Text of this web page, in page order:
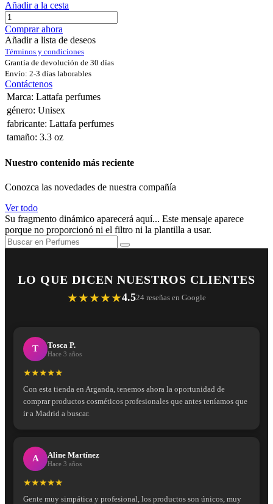
Añadir a la cesta
Comprar ahora
Añadir a lista de deseos
Términos y condiciones
Grantía de devolución de 30 días
Envío: 2-3 días laborables
Contáctenos
Marca: Lattafa perfumes
género: Unisex
fabricante: Lattafa perfumes
tamaño: 3.3 oz
Nuestro contenido más reciente
Conozca las novedades de nuestra compañía
Ver todo
Su fragmento dinámico aparecerá aquí... Este mensaje aparece
porque no proporcionó ni el filtro ni la plantilla a usar.
LO QUE DICEN NUESTROS CLIENTES
★★★★★4.524 reseñas en Google
T Tosca P.
Hace 3 años
★★★★★
Con esta tienda en Arganda, tenemos ahora la oportunidad de
comprar productos cosméticos profesionales que antes teníamos que
ir a Madrid a buscar.
A Aline Martínez
Hace 3 años
★★★★★
Gente muy simpática y profesional, los productos son únicos, muy